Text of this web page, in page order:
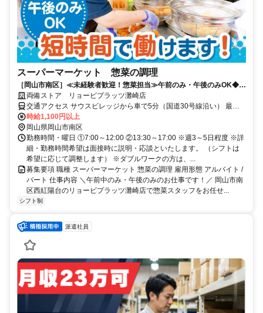
スーパーマーケット 惣菜の調理
［岡山市南区］≪未経験者歓迎！惣菜担当≫午前のみ・午後のみOK◆週
3日～OK◆扶養内OK◆交通費支給
両備ストア リョービプラッツ灘崎店
交通アクセス サウスビレッジから車で5分（国道30号線沿い） 最寄
りのバス停は本数が少ないため、バイク・自転車・車通勤可
時給1,100円以上
岡山県岡山市南区
勤務時間・曜日 ①7:00～12:00 ②13:30～17:00 ※週3～5日程度 ※詳
細・勤務時間希望は面接時に説明・応談といたします。 （シフトは
希望に応じて調整します） ※ダブルワークの方は、...
募集要項 職種 スーパーマーケット 惣菜の調理 雇用形態 アルバイト /
パート 仕事内容 ＼午前中のみ・午後のみのお仕事です！／ 岡山市南
区西紅陽台のリョービプラッツ灘崎店で惣菜スタッフをお任せ...
シフト制
派遣社員